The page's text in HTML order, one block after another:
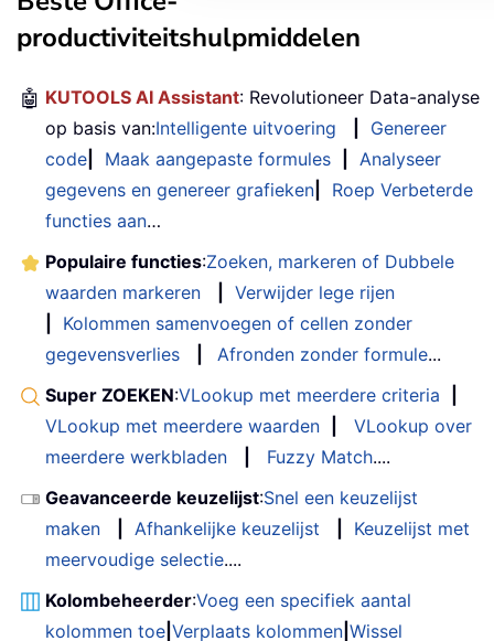
productiviteitshulpmiddelen
🤖 KUTOOLS AI Assistant: Revolutioneer Data-analyse
op basis van:Intelligente uitvoering
Genereer
code
Maak aangepaste formules
Analyseer
gegevens en genereer grafieken
Roep Verbeterde
functies aan…
Populaire functies:Zoeken, markeren of Dubbele
waarden markeren
Verwijder lege rijen
Kolommen samenvoegen of cellen zonder
gegevensverlies
Afronden zonder formule...
Super ZOEKEN:VLookup met meerdere criteria
VLookup met meerdere waarden
VLookup over
meerdere werkbladen
Fuzzy Match....
Geavanceerde keuzelijst:Snel een keuzelijst
maken
Afhankelijke keuzelijst
Keuzelijst met
meervoudige selectie....
Kolombeheerder:Voeg een specifiek aantal
kolommen toe Verplaats kolommen Wissel